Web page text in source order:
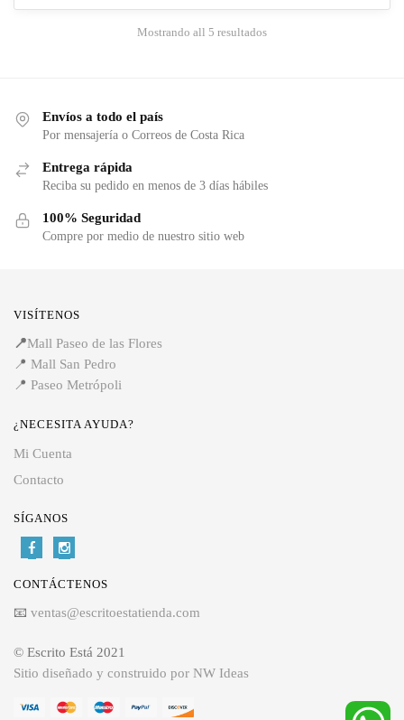
Mostrando all 5 resultados
Envíos a todo el país
Por mensajería o Correos de Costa Rica
Entrega rápida
Reciba su pedido en menos de 3 días hábiles
100% Seguridad
Compre por medio de nuestro sitio web
VISÍTENOS
📍Mall Paseo de las Flores
📍 Mall San Pedro
📍 Paseo Metrópoli
¿NECESITA AYUDA?
Mi Cuenta
Contacto
SÍGANOS
CONTÁCTENOS
📧 ventas@escritoestatienda.com
© Escrito Está 2021
Sitio diseñado y construido por NW Ideas